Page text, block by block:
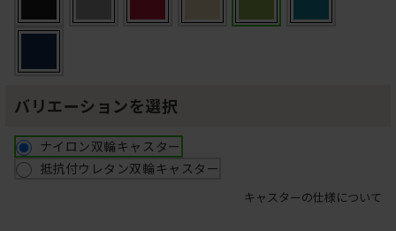
バリエーションを選択
ナイロン双輪キャスター
抵抗付ウレタン双輪キャスター
キャスターの仕様について